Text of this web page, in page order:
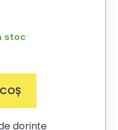
stoc
dorințe